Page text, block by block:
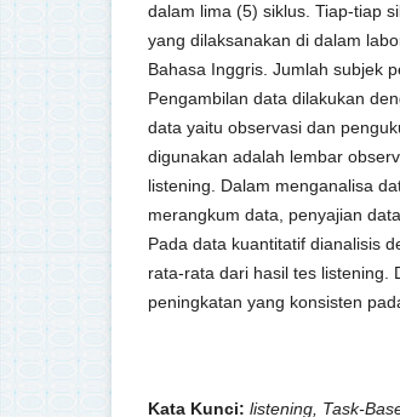
dalam lima (5) siklus. Tiap-tiap
yang dilaksanakan di dalam
Bahasa Inggris. Jumlah subjek
Pengambilan data dilakukan
data yaitu observasi dan
digunakan adalah lembar
listening. Dalam menganalisa
merangkum data, penyajian
Pada data kuantitatif dianalisis
rata-rata dari hasil tes listening.
peningkatan yang konsisten
Kata Kunci: listening, Task-